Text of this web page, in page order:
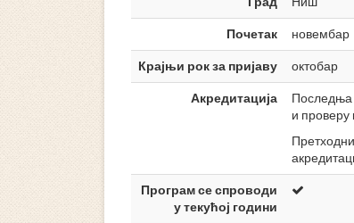
Почетак
новембар
Крајњи рок за пријаву
октобар
Акредитација
Последња
и проверу
Програм се спроводи
у текућој години